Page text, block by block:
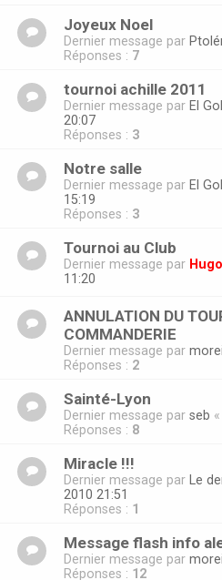
Joyeux Noel
Dernier message par
Réponses : 7
tournoi achille 2011
Dernier message par El
20:07
Réponses : 3
Notre salle
Dernier message par El
15:19
Réponses : 3
Tournoi au Club
Dernier message par
11:20
ANNULATION DU
COMMANDERIE
Dernier message par morei
Réponses : 2
Sainté-Lyon
Dernier message par seb «
Réponses : 8
Miracle !!!
Dernier message par Le
2010 21:51
Réponses : 1
Message flash info
Dernier message par morei
Réponses : 12